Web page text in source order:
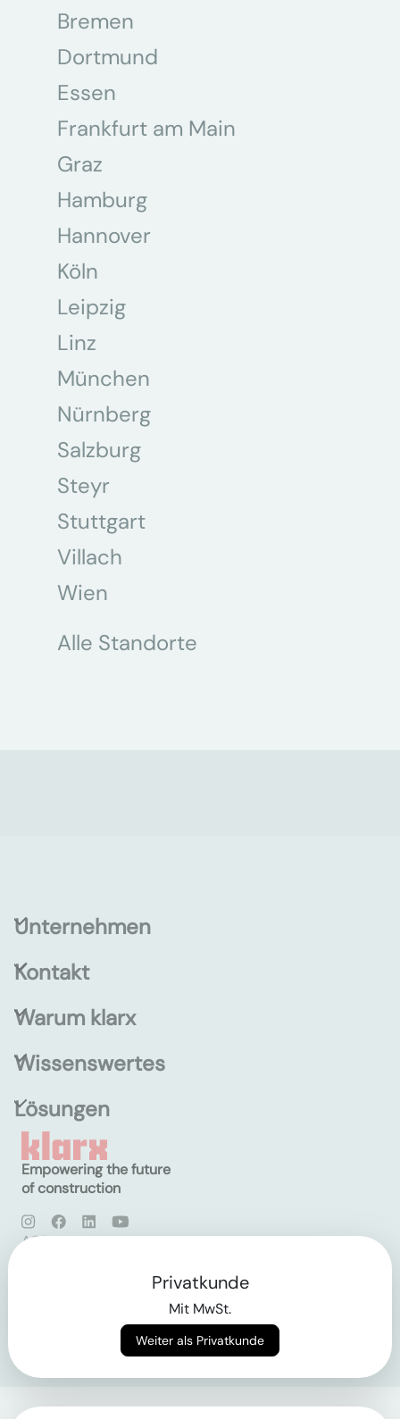
Bremen
Dortmund
Essen
Frankfurt am Main
Graz
Hamburg
Hannover
Köln
Leipzig
Linz
München
Nürnberg
Salzburg
Steyr
Stuttgart
Villach
Wien
Alle Standorte
Unternehmen
Kontakt
Warum klarx
Wissenswertes
Lösungen
Empowering the future
of construction
AGB
Privatkunde
Mit MwSt.
Weiter als Privatkunde